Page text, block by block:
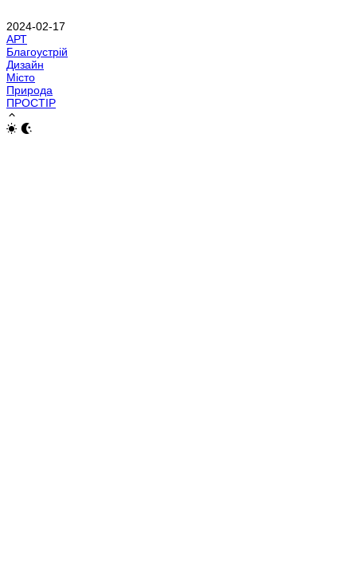
2024-02-17
АРТ
Благоустрій
Дизайн
Місто
Природа
ПРОСТІР